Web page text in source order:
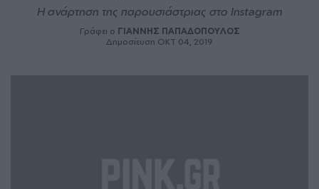
Η ανάρτηση της παρουσιάστριας στο Instagram
Γράφει ο ΓΙΑΝΝΗΣ ΠΑΠΑΔΟΠΟΥΛΟΣ
Δημοσίευση ΟΚΤ 04, 2019